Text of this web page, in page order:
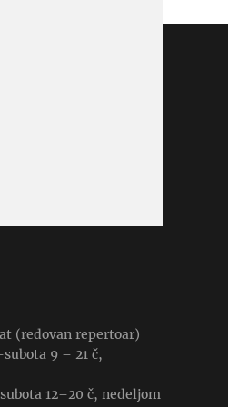
(redovan repertoar)
9 – 21 č,
12–20 č, nedeljom